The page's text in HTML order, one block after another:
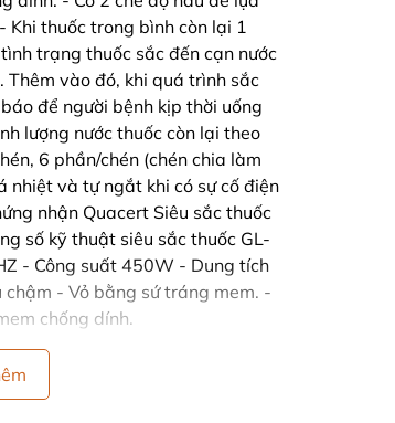
Khi thuốc trong bình còn lại 1
trạng thuốc sắc đến cạn nước
vào đó, khi quá trình sắc
để người bệnh kịp thời uống
lượng nước thuốc còn lại theo
6 phần/chén (chén chia làm
nhiệt và tự ngắt khi có sự cố điện
nhận Quacert Siêu sắc thuốc
số kỹ thuật siêu sắc thuốc GL-
- Công suất 450W - Dung tích
- Vỏ bằng sứ tráng mem. -
chống dính.